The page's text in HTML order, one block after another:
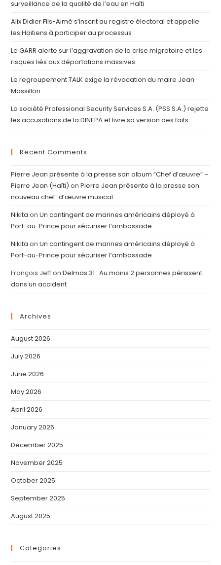
surveillance de la qualité de l’eau en Haïti
Alix Didier Fils-Aimé s’inscrit au registre électoral et appelle
les Haïtiens à participer au processus
Le GARR alerte sur l’aggravation de la crise migratoire et les
risques liés aux déportations massives
Le regroupement TALK exige la révocation du maire Jean
Massillon
La société Professional Security Services S.A. (PSS S.A.) rejette
les accusations de la DINEPA et livre sa version des faits
Recent Comments
Pierre Jean présente à la presse son album “Chef d’œuvre” –
Pierre Jean (Haïti) onPierre Jean présente à la presse son
nouveau chef-d’œuvre musical
Nikita onUn contingent de marines américains déployé à
Port-au-Prince pour sécuriser l’ambassade
Nikita onUn contingent de marines américains déployé à
Port-au-Prince pour sécuriser l’ambassade
François JeffonDelmas 31 : Au moins 2 personnes périssent
dans un accident
Archives
August 2026
July 2026
June 2026
May 2026
April 2026
January 2026
December 2025
November 2025
October 2025
September 2025
August 2025
Categories